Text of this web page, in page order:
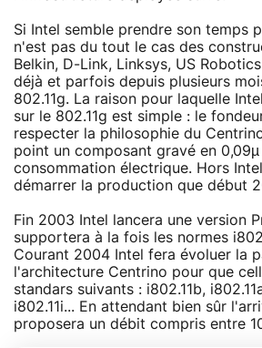
Si Intel semble prendre son temps
n'est pas du tout le cas des
Belkin, D-Link, Linksys, US
déjà et parfois depuis plusieurs
802.11g. La raison pour laquelle
sur le 802.11g est simple : le
respecter la philosophie du
point un composant gravé en
consommation électrique. Hors
démarrer la production que début
Fin 2003 Intel lancera une version
supportera à la fois les normes
Courant 2004 Intel fera évoluer la
l'architecture Centrino pour que
standars suivants : i802.11b,
i802.11i... En attendant bien sûr
proposera un débit compris entre